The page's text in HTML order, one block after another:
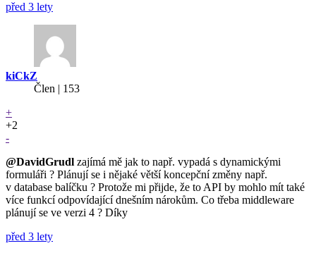
před 3 lety
kiCkZ
Člen | 153
+
+2
-
@DavidGrudl zajímá mě jak to např. vypadá s dynamickými
formuláři ? Plánují se i nějaké větší koncepční změny např.
v database balíčku ? Protože mi přijde, že to API by mohlo mít také
více funkcí odpovídající dnešním nárokům. Co třeba middleware
plánují se ve verzi 4 ? Díky
před 3 lety